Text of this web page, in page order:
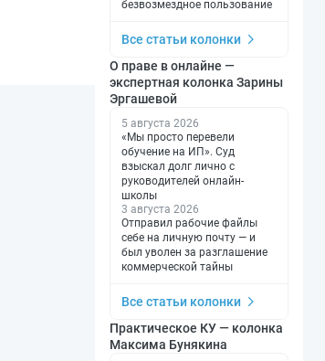
безвозмездное пользование
Все статьи колонки
О праве в онлайне —
экспертная колонка Зарины
Эргашевой
5 августа 2026
«Мы просто перевели
обучение на ИП». Суд
взыскал долг лично с
руководителей онлайн-
школы
3 августа 2026
Отправил рабочие файлы
себе на личную почту — и
был уволен за разглашение
коммерческой тайны
Все статьи колонки
Практическое КУ — колонка
Максима Бунякина